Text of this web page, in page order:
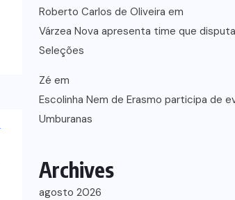
Roberto Carlos de Oliveira em
Várzea Nova apresenta time que
Seleções
Zé em
Escolinha Nem de Erasmo participa de
Umburanas
Archives
agosto 2026